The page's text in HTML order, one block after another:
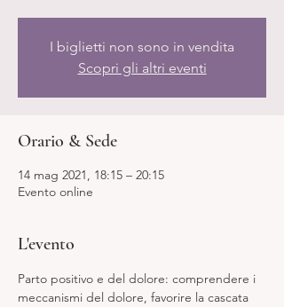
I biglietti non sono in vendita
Scopri gli altri eventi
Orario & Sede
14 mag 2021, 18:15 – 20:15
Evento online
L'evento
Parto positivo e del dolore: comprendere i
meccanismi del dolore, favorire la cascata